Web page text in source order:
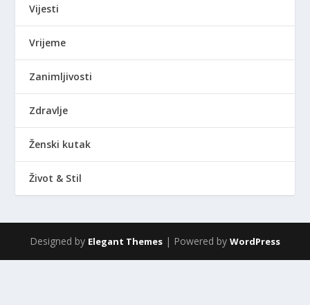
Vijesti
Vrijeme
Zanimljivosti
Zdravlje
Ženski kutak
Život & Stil
Designed by Elegant Themes | Powered by WordPress